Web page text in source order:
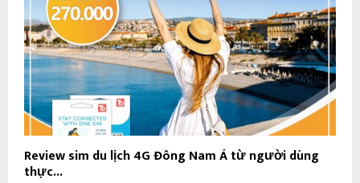
Review sim du lịch 4G Đông Nam Á từ người dùng
thực...